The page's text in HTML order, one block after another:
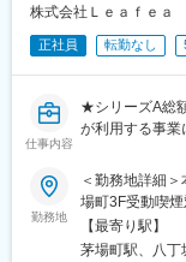
変更の範囲：会
駅、新八柱駅、
浦和駅、浦和駅
朝霞駅、新越谷
尾駅、大阪難波
駅、平林駅(大
ター前駅、西
ば駅(南海線)、
駅、矢田駅(大
津駅(大阪府・
崎町駅、扇町
園駅、矢場町駅
株式会社Ｌｅａｆｅａ
正社員 転勤なし
仕事内容
★シリーズA総
が利用する事業
★全国の地方
★Forbes
ートアップ100
数億円の資金調
勤務地
＜勤務地詳細
場町3F受動喫
の定める事業
【最寄り駅】
茅場町駅、八丁